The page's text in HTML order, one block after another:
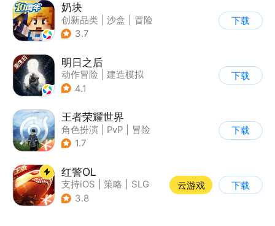
奶块
创新品类 沙盒
冒险
| 开放世界
3.7
下载
明日之后
动作冒险
建造模拟
| 丧尸
4.1
下载
王者荣耀世界
角色扮演 PvP
冒险
| 开放世界
1.7
下载
红警OL
支持iOS 策略
SLG
| 二战
3.8
云游戏 下载